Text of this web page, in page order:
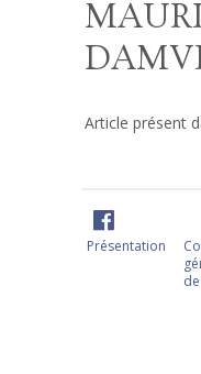
Article présent
Présentation